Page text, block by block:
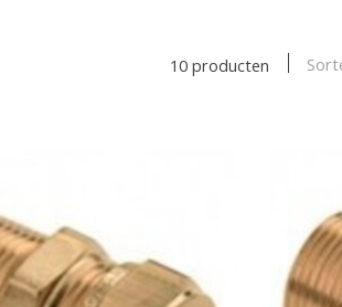
10 producten